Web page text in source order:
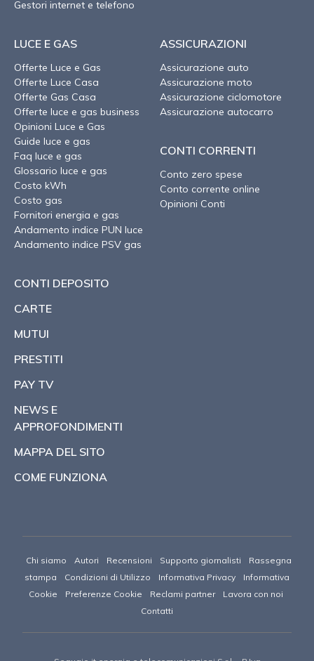
Gestori internet e telefono
LUCE E GAS
Offerte Luce e Gas
Offerte Luce Casa
Offerte Gas Casa
Offerte luce e gas business
Opinioni Luce e Gas
Guide luce e gas
Faq luce e gas
Glossario luce e gas
Costo kWh
Costo gas
Fornitori energia e gas
Andamento indice PUN luce
Andamento indice PSV gas
ASSICURAZIONI
Assicurazione auto
Assicurazione moto
Assicurazione ciclomotore
Assicurazione autocarro
CONTI CORRENTI
Conto zero spese
Conto corrente online
Opinioni Conti
CONTI DEPOSITO
CARTE
MUTUI
PRESTITI
PAY TV
NEWS E
APPROFONDIMENTI
MAPPA DEL SITO
COME FUNZIONA
Chi siamo Autori Recensioni Supporto giornalisti
Rassegna
stampa
Condizioni di Utilizzo Informativa Privacy
Informativa
Cookie
Preferenze Cookie Reclami partner
Lavora con noi
Contatti